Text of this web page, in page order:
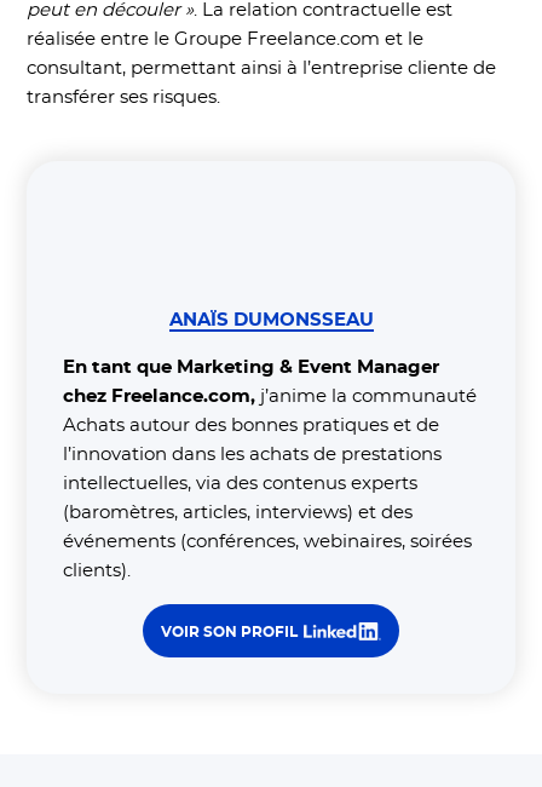
peut en découler ». La relation contractuelle est
réalisée entre le Groupe Freelance.com et le
consultant, permettant ainsi à l’entreprise cliente de
transférer ses risques.
ANAÏS DUMONSSEAU
En tant que Marketing & Event Manager
chez Freelance.com, j’anime la communauté
Achats autour des bonnes pratiques et de
l’innovation dans les achats de prestations
intellectuelles, via des contenus experts
(baromètres, articles, interviews) et des
événements (conférences, webinaires, soirées
clients).
VOIR SON PROFIL